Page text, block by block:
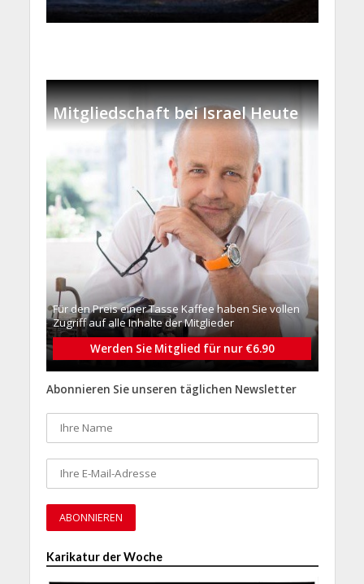
Mitgliedschaft bei Israel Heute
Für den Preis einer Tasse Kaffee haben Sie vollen
Zugriff auf alle Inhalte der Mitglieder
Werden Sie Mitglied für nur €6.90
Abonnieren Sie unseren täglichen Newsletter
Karikatur der Woche